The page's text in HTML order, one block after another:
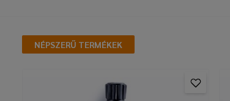
NÉPSZERŰ TERMÉKEK